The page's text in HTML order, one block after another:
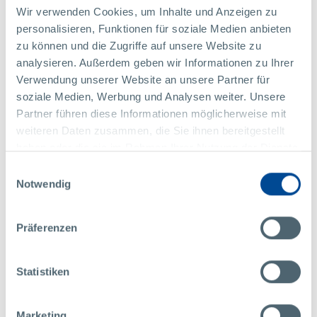
Wir verwenden Cookies, um Inhalte und Anzeigen zu
personalisieren, Funktionen für soziale Medien anbieten
zu können und die Zugriffe auf unsere Website zu
analysieren. Außerdem geben wir Informationen zu Ihrer
Verwendung unserer Website an unsere Partner für
soziale Medien, Werbung und Analysen weiter. Unsere
Partner führen diese Informationen möglicherweise mit
weiteren Daten zusammen, die Sie ihnen bereitgestellt
Notwendig
Präferenzen
Statistiken
MEHR